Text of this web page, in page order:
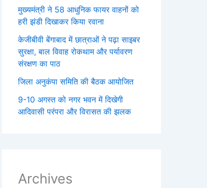
मुख्यमंत्री ने 58 आधुनिक फायर वाहनों को
हरी झंडी दिखाकर किया रवाना
केजीबीवी बेंगाबाद में छात्राओं ने पढ़ा साइबर
सुरक्षा, बाल विवाह रोकथाम और पर्यावरण
संरक्षण का पाठ
जिला अनुकंपा समिति की बैठक आयोजित
9-10 अगस्त को नगर भवन में दिखेगी
आदिवासी परंपरा और विरासत की झलक
Archives